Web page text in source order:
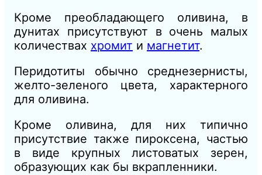
Кроме преобладающего оливина, в
дунитах присутствуют в очень малых
количествах хромит и магнетит.
Перидотиты обычно среднезернисты,
желто-зеленого цвета, характерного
для оливина.
Кроме оливина, для них типично
присутствие также пироксена, частью
в виде крупных листоватых зерен,
образующих как бы вкрапленники.